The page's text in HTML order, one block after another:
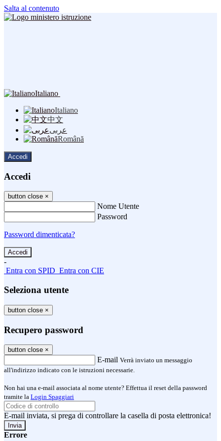
Salta al contenuto
Italiano
Italiano
中文
عربى
Română
Accedi
Accedi
button close ×
Nome Utente
Password
Password dimenticata?
-
Entra con SPID Entra con CIE
Seleziona utente
button close ×
Recupero password
button close ×
E-mail Verrà inviato un messaggio
all'indirizzo indicato con le istruzioni necessarie.
Non hai una e-mail associata al nome utente? Effettua il reset della password
tramite la Login Spaggiari
E-mail inviata, si prega di controllare la casella di posta elettronica!
Errore